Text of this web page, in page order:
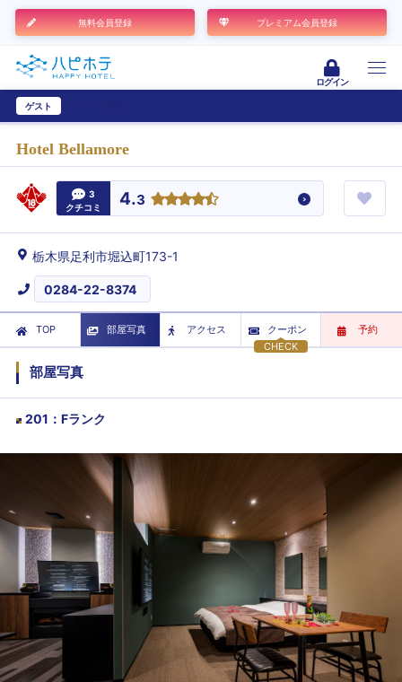
無料会員登録 プレミアム会員登録
ログイン
ゲスト
Hotel Bellamore
3
クチコミ
4.3
栃木県足利市堀込町173-1
0284-22-8374
TOP 部屋写真
アクセス
CHECK
クーポン 予約
部屋写真
201 ： Fランク